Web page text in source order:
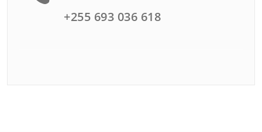
+255 693 036 618